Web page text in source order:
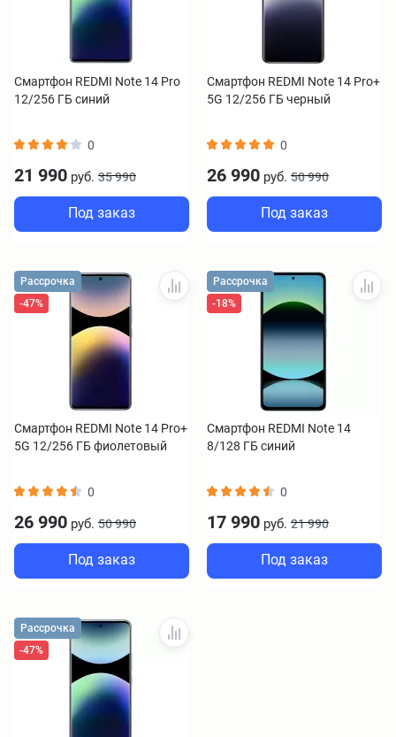
Смартфон REDMI Note 14 Pro
12/256 ГБ синий
0
21 990 руб. 35 990
Под заказ
Смартфон REDMI Note 14 Pro+
5G 12/256 ГБ черный
0
26 990 руб. 50 990
Под заказ
Рассрочка
-47%
Смартфон REDMI Note 14 Pro+
5G 12/256 ГБ фиолетовый
0
26 990 руб. 50 990
Под заказ
Рассрочка
-18%
Смартфон REDMI Note 14
8/128 ГБ синий
0
17 990 руб. 21 990
Под заказ
Рассрочка
-47%